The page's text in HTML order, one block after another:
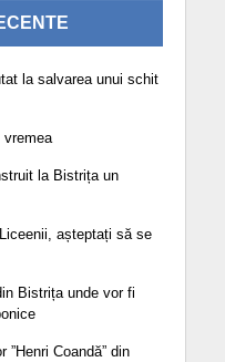
la salvarea unui schit
la Bistrița un
așteptați să se
Bistrița unde vor fi
Coandă” din